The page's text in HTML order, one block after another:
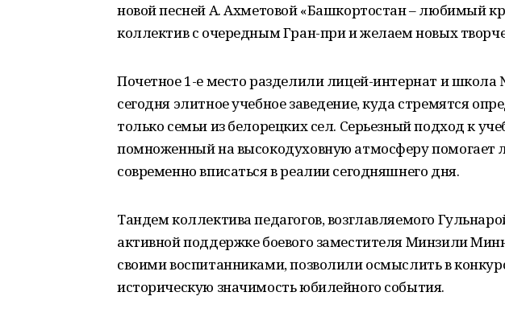
новой песней А. Ахметовой «Башкортостан – любимый
коллектив с очередным Гран-при и желаем новых
Почетное 1-е место разделили лицей-интернат и школа
сегодня элитное учебное заведение, куда стремятся
только семьи из белорецких сел. Серьезный подход к
помноженный на высокодуховную атмосферу помогает
современно вписаться в реалии сегодняшнего дня.
Тандем коллектива педагогов, возглавляемого
активной поддержке боевого заместителя Минзили
своими воспитанниками, позволили осмыслить в
историческую значимость юбилейного события.